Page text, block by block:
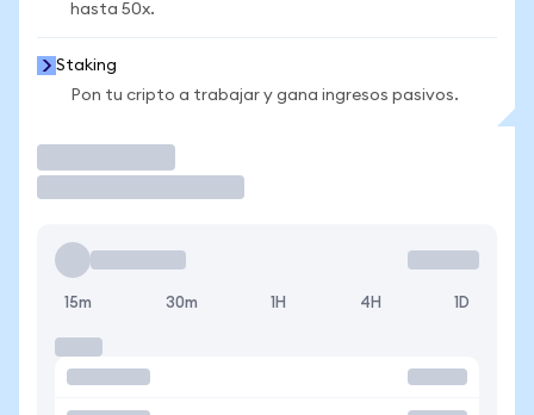
hasta 50x.
Staking
Pon tu cripto a trabajar y gana ingresos pasivos.
15m 30m 1H 4H 1D